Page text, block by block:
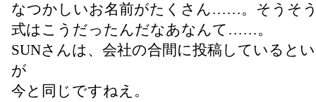
なつかしいお名前がたくさん……。そうそ
式はこうだったんだなあなんて……。
SUNさんは、会社の合間に投稿していると
が
今と同じですねえ。